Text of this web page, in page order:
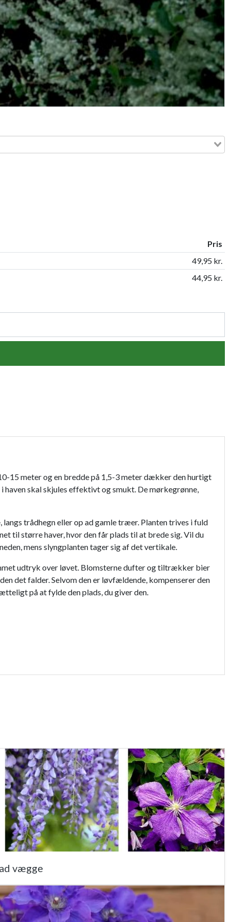
Pris
49,95 kr.
44,95 kr.
15 meter og en bredde på 1,5-3 meter dækker den hurtigt
haven skal skjules effektivt og smukt. De mørkegrønne,
trådhegn eller op ad gamle træer. Planten trives i fuld
til større haver, hvor den får plads til at brede sig. Vil du
mens slyngplanten tager sig af det vertikale.
udtryk over løvet. Blomsterne dufter og tiltrækker bier
det falder. Selvom den er løvfældende, kompenserer den
på at fylde den plads, du giver den.
vægge